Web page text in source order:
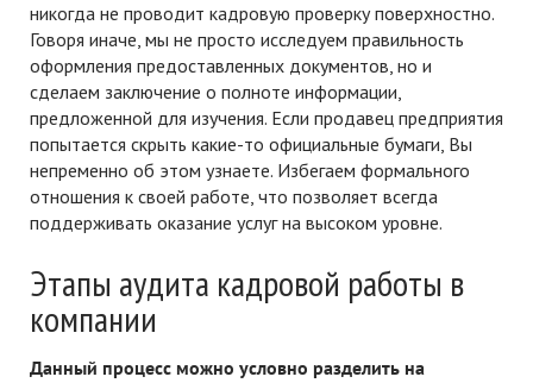
никогда не проводит кадровую проверку поверхностно.
Говоря иначе, мы не просто исследуем правильность
оформления предоставленных документов, но и
сделаем заключение о полноте информации,
предложенной для изучения. Если продавец предприятия
попытается скрыть какие-то официальные бумаги, Вы
непременно об этом узнаете. Избегаем формального
отношения к своей работе, что позволяет всегда
поддерживать оказание услуг на высоком уровне.
Этапы аудита кадровой работы в
компании
Данный процесс можно условно разделить на